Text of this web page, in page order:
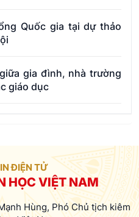
Quốc gia tại dự thảo
gia đình, nhà trường
giáo dục
ĐIỆN TỬ
HỌC VIỆT NAM
Hùng, Phó Chủ tịch kiêm